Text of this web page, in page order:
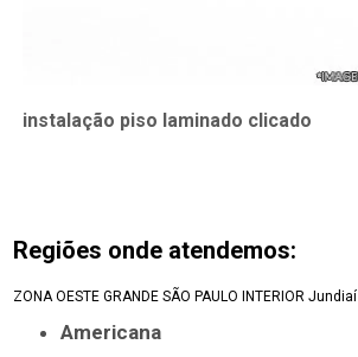
instalação piso laminado clicado
Regiões onde atendemos:
ZONA OESTE GRANDE SÃO PAULO INTERIOR Jundiaí
Americana